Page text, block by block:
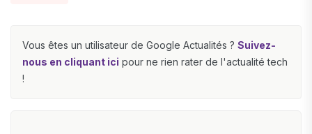
Vous êtes un utilisateur de Google Actualités ? Suivez-
nous en cliquant ici pour ne rien rater de l'actualité tech
!